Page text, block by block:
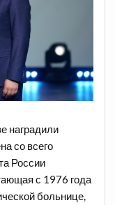
наградили
со всего
России
с 1976 года
больнице,